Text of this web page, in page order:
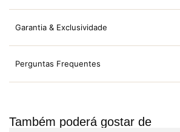
Garantia & Exclusividade
Perguntas Frequentes
Também poderá gostar de